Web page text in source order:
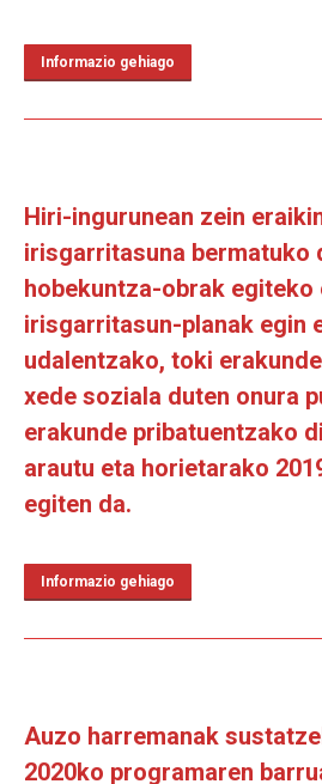
Informazio gehiago
Hiri-ingurunean zein
irisgarritasuna bermatuko
hobekuntza-obrak egiteko
irisgarritasun-planak egin
udalentzako, toki
xede soziala duten onura
erakunde pribatuentzako
arautu eta horietarako
egiten da.
Informazio gehiago
Auzo harremanak
2020ko programaren